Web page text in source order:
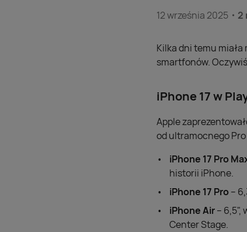
12 września 2025 2
Kilka dni temu
smartfonów.
iPhone 17 w
Apple
od ultramocnego Pro
iPhone 17 Pro
historii iPhone.
iPhone 17 Pro–
iPhone Air– 6,5",
Center Stage.